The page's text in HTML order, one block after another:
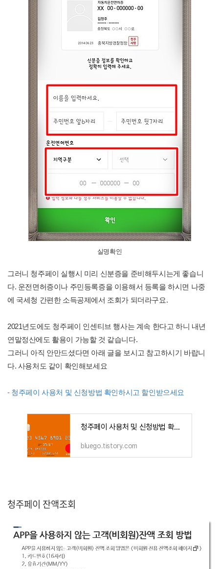
실명확인
그러니 청주페이 실행시 미리 신분증을 준비해두시는게 좋습니
다. 운전면허증이나 주민등록증을 이용해서 등록을 하시면 나중
에 국세청 간편한 소득공제에서 조회가 되더라구요.
2021년도에도 청주페이 인센티브 행사는 계속 한다고 하니 내년
연말정산에도 활용이 가능할 것 같습니다.
그러니 아직 안만드셨다면 아래 글을 보시고 참고하시기 바랍니
다. 사용처도 같이 확인해보세요
- 청주페이 사용처 및 신청방법 확인하시고 할인받으세요
청주페이 사용처 및 신청방법 확인하시고 할인받으세요
bluego.tistory.com
청주페이 잔액조회